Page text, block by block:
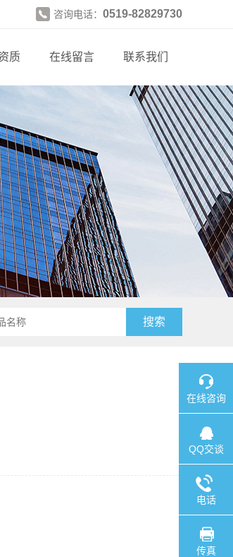
咨询电话： 0519-82829730
质 在线留言 联系我们
在线咨询
QQ交谈
电话
传真